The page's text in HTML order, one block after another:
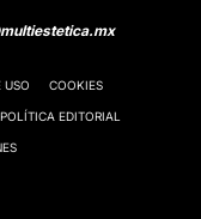
USO COOKIES
POLÍTICA EDITORIAL